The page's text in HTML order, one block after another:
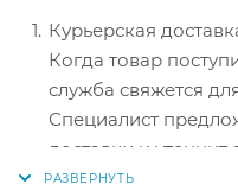
Электронные
PayPal, WebMoney
совершения
на страницу
необходимо
Курьерская
Когда товар
служба свяжется
Специалист
доставки и
на целостность и